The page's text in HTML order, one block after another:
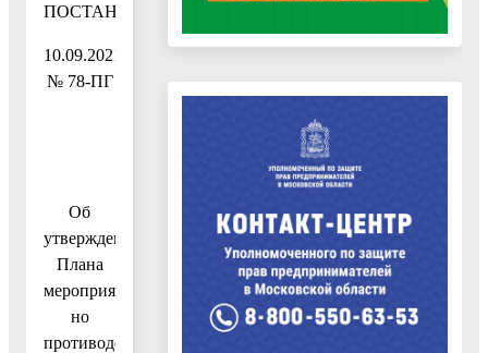
ПОСТАНОВЛЕНИЕ
10.09.2021
№ 78-ПГ
Об
утверждении
Плана
мероприятий
но
противодействию